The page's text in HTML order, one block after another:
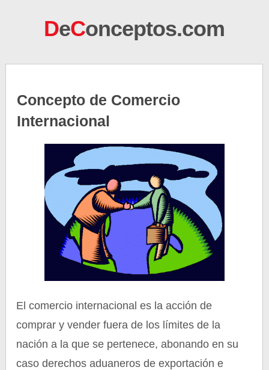
DeConceptos.com
Concepto de Comercio
Internacional
El comercio internacional es la acción de
comprar y vender fuera de los límites de la
nación a la que se pertenece, abonando en su
caso derechos aduaneros de exportación e